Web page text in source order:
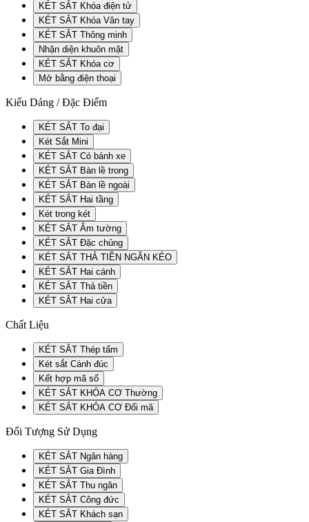
KÉT SẮT Khóa điện tử
KÉT SẮT Khóa Vân tay
KÉT SẮT Thông minh
Nhận diện khuôn mặt
KÉT SẮT Khóa cơ
Mở bằng điện thoại
Kiểu Dáng / Đặc Điểm
KÉT SẮT To đại
Két Sắt Mini
KÉT SẮT Có bánh xe
KÉT SẮT Bàn lề trong
KÉT SẮT Bàn lề ngoài
KÉT SẮT Hai tầng
Két trong két
KÉT SẮT Âm tường
KÉT SẮT Đặc chủng
KÉT SẮT THẢ TIỀN NGĂN KÉO
KÉT SẮT Hai cánh
KÉT SẮT Thả tiền
KÉT SẮT Hai cửa
Chất Liệu
KÉT SẮT Thép tấm
Két sắt Cánh đúc
Kết hợp mã số
KÉT SẮT KHÓA CƠ Thường
KÉT SẮT KHÓA CƠ Đổi mã
Đối Tượng Sử Dụng
KÉT SẮT Ngân hàng
KÉT SẮT Gia Đình
KÉT SẮT Thu ngân
KÉT SẮT Công đức
KÉT SẮT Khách sạn